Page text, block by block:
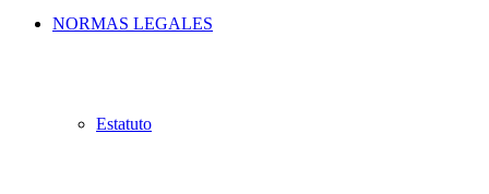
NORMAS LEGALES
Estatuto